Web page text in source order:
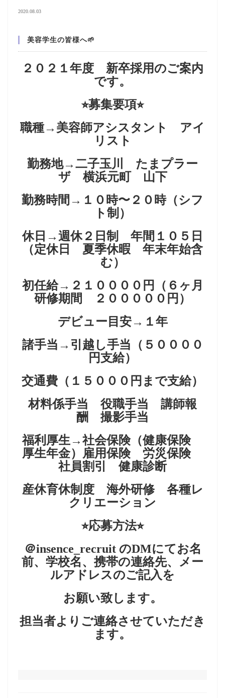
2020.08.03
美容学生の皆様へ🌱
２０２１年度 新卒採用のご案内
です。
⭐︎募集要項⭐︎
職種→美容師アシスタント アイ
リスト
勤務地→二子玉川 たまプラー
ザ 横浜元町 山下
勤務時間→１０時〜２０時（シフ
ト制）
休日→週休２日制 年間１０５日
（定休日 夏季休暇 年末年始含
む）
初任給→２１００００円（６ヶ月
研修期間 ２０００００円）
デビュー目安→１年
諸手当→引越し手当（５００００
円支給）
交通費（１５０００円まで支給）
材料係手当 役職手当 講師報
酬 撮影手当
福利厚生→社会保険（健康保険
厚生年金）雇用保険 労災保険
社員割引 健康診断
産休育休制度 海外研修 各種レ
クリエーション
⭐︎応募方法⭐︎
＠insence_recruit のDMにてお名
前、学校名、携帯の連絡先、メー
ルアドレスのご記入を
お願い致します。
担当者よりご連絡させていただき
ます。